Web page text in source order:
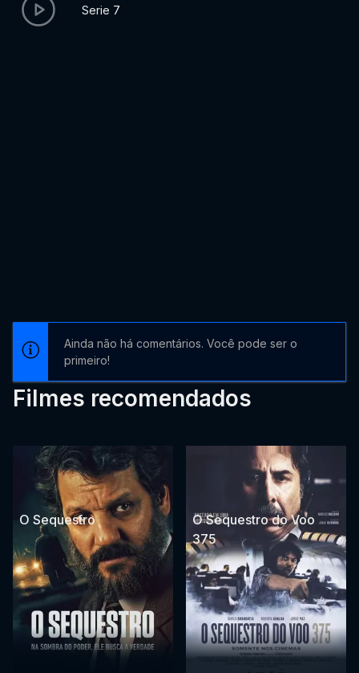
Serie 7
Ainda não há comentários. Você pode ser o
primeiro!
Filmes recomendados
O Sequestro
O Sequestro do Voo
375